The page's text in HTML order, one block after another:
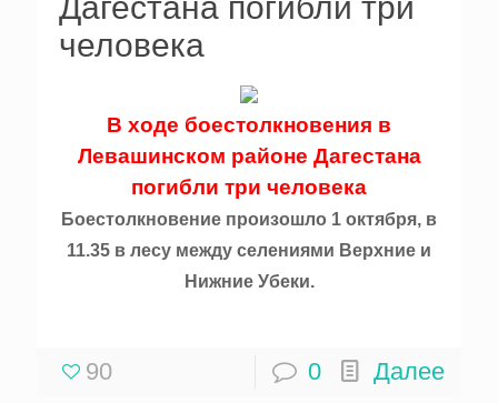
человека
В ходе боестолкновения в
Левашинском районе Дагестана
погибли три человека
Боестолкновение произошло 1 октября, в
11.35 в лесу между селениями Верхние и
Нижние Убеки.
90 0 Далее